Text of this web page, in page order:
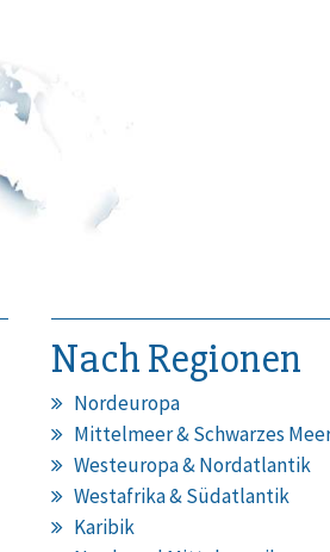
Nach Regionen
Nordeuropa
Mittelmeer & Schwarzes
Westeuropa & Nordatlantik
Westafrika & Südatlantik
Karibik